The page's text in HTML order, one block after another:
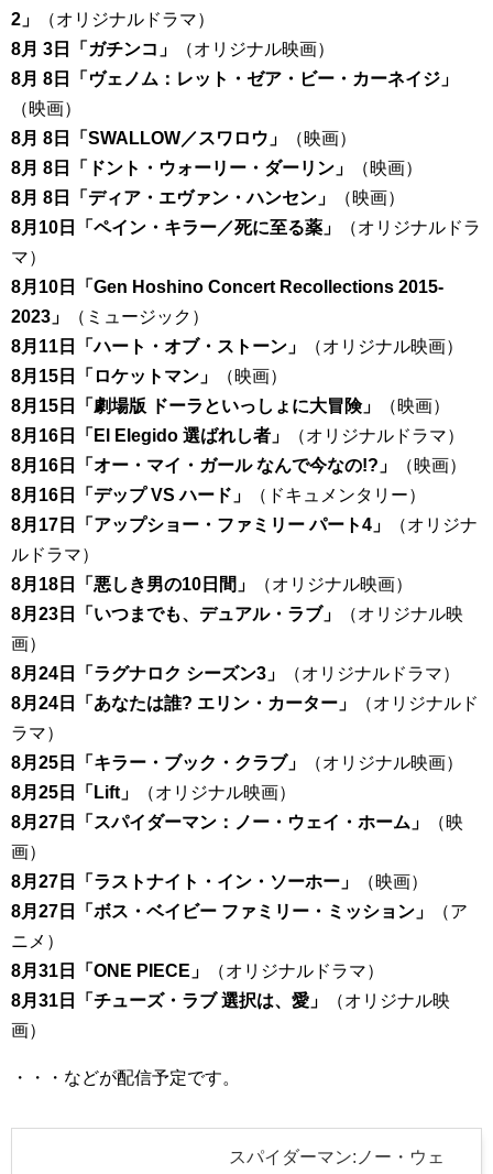
2」
（オリジナルドラマ）
8月 3日「ガチンコ」
（オリジナル映画）
8月 8日「ヴェノム：レット・ゼア・ビー・カーネイジ」
（映画）
8月 8日「SWALLOW／スワロウ」
（映画）
8月 8日「ドント・ウォーリー・ダーリン」
（映画）
8月 8日「ディア・エヴァン・ハンセン」
（映画）
8月10日「ペイン・キラー／死に至る薬」
（オリジナルドラ
マ）
8月10日「Gen Hoshino Concert Recollections 2015-
2023」
（ミュージック）
8月11日「ハート・オブ・ストーン」
（オリジナル映画）
8月15日「ロケットマン」
（映画）
8月15日「劇場版 ドーラといっしょに大冒険」
（映画）
8月16日「El Elegido 選ばれし者」
（オリジナルドラマ）
8月16日「オー・マイ・ガール なんで今なの!?」
（映画）
8月16日「デップ VS ハード」
（ドキュメンタリー）
8月17日「アップショー・ファミリー パート4」
（オリジナ
ルドラマ）
8月18日「悪しき男の10日間」
（オリジナル映画）
8月23日「いつまでも、デュアル・ラブ」
（オリジナル映
画）
8月24日「ラグナロク シーズン3」
（オリジナルドラマ）
8月24日「あなたは誰? エリン・カーター」
（オリジナルド
ラマ）
8月25日「キラー・ブック・クラブ」
（オリジナル映画）
8月25日「Lift」
（オリジナル映画）
8月27日「スパイダーマン：ノー・ウェイ・ホーム」
（映
画）
8月27日「ラストナイト・イン・ソーホー」
（映画）
8月27日「ボス・ベイビー ファミリー・ミッション」
（ア
ニメ）
8月31日「ONE PIECE」
（オリジナルドラマ）
8月31日「チューズ・ラブ 選択は、愛」
（オリジナル映
画）
・・・などが配信予定です。
スパイダーマン:ノー・ウェ